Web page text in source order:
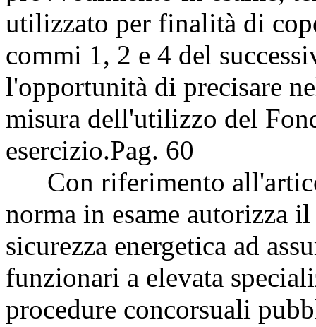
utilizzato per finalità di
commi 1, 2 e 4 del
l'opportunità di precisare
misura dell'utilizzo del
esercizio.Pag. 60
Con riferimento
norma in esame autorizza
sicurezza energetica ad
funzionari a elevata
procedure concorsuali